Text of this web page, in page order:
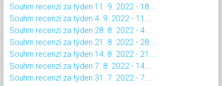
Souhrn recenzí za týden 11. 9. 2022 - 18....
Souhrn recenzí za týden 4. 9. 2022 - 11....
Souhrn recenzí za týden 28. 8. 2022 - 4....
Souhrn recenzí za týden 21. 8. 2022 - 28....
Souhrn recenzí za týden 14. 8. 2022 - 21....
Souhrn recenzí za týden 7. 8. 2022 - 14....
Souhrn recenzí za týden 31. 7. 2022 - 7....